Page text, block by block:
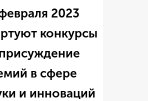
2023
конкурсы
в сфере
и инноваций